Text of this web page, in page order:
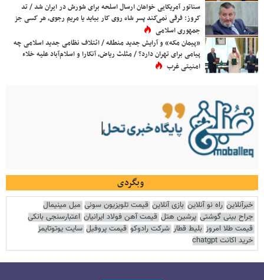
سناتور آمریکایی خواهان ارسال اسلحه برای شورش در ایران شد / تد
کروز: فرقی نمی‌کند پسر شاه روی کار بیاید یا مریم رجوی، هر کسی جز
جمهوری اسلامی
«پیمان مکه» و آرایش جدید منطقه / ائتلاف نظامی جدید اسلامی چه
پیامی برای تهران دارد؟ / مثلث ریاض، آنکارا و اسلام‌آباد علیه خلاء
امنیتی غرب
وبگردی
خبرآنلاین راه نو آنلاین بازی آنلاین قیمت تلویزیون سونی مبل مینیمال
جراح بینی گوشتی پرشین هتل قیمت آهن فولاد ایرانیان اعتبارسنجی بانکی
قیمت طلا امروز بلیط قطار شرکت رادوکو قیمت پروفیل سایت یوتوتایمز
خرید اکانت chatgpt